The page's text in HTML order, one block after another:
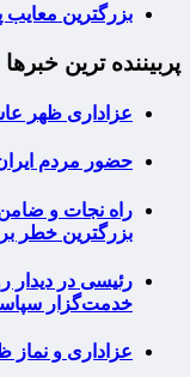
بزرگترین معایب
پربیننده ترین خبرها
عزاداری ظهر
حضور مردم
راه نجات و
بزرگترین خطر
رئیسی در دیدار
خدمت‌گزار
عزاداری و نماز